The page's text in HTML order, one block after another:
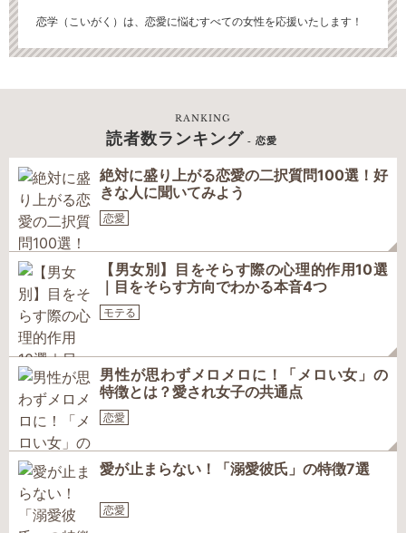
恋学（こいがく）は、恋愛に悩むすべての女性を応援いたします！
RANKING
読者数ランキング - 恋愛
絶対に盛り上がる恋愛の二択質問100選！好
きな人に聞いてみよう
恋愛
【男女別】目をそらす際の心理的作用10選
｜目をそらす方向でわかる本音4つ
モテる
男性が思わずメロメロに！「メロい女」の
特徴とは？愛され女子の共通点
恋愛
愛が止まらない！「溺愛彼氏」の特徴7選
恋愛